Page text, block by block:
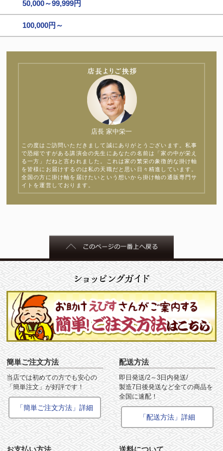
50,000～99,999円
100,000円～
店長 家中栄一
この度はご訪問いただきまして誠にありがとうございます。私事
で恐縮ですがある講演会の先生にあなたの名前は「家の中が栄え
る一方」だねと言われました。これは家の繁栄の象徴的な掛け軸
を皆様にお届けするのは私の天職だと思い日々精進しています。
全国の方に掛け軸を届けたいという想いから掛け軸の通販専門サ
イトを運営しております。
簡単ご注文方法
当店では初めての方でも安心の
「簡単注文」が好評です！
「簡単ご注文方法」詳細
配送方法
即日発送/2～3日内発送/
製造7日後発送など全ての商品を
全国に速配！
「配送方法」詳細
お支払い方法 送料について